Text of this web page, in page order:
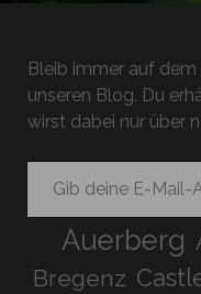
Bleib immer auf
unseren Blog. Du
wirst dabei nur über
Gib deine E-Mail-Adresse ein ...
Auerberg
Bregenz